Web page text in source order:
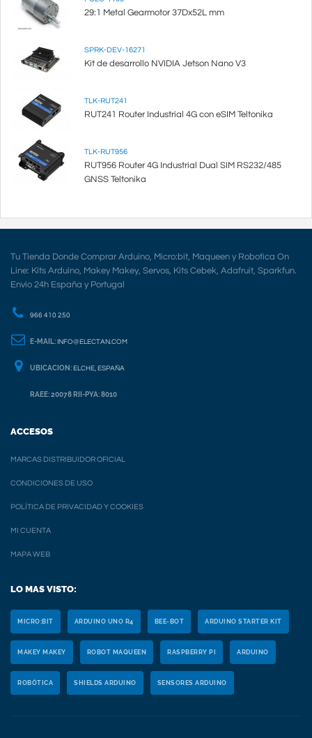
29:1 Metal Gearmotor 37Dx52L mm
SPRK-DEV-16271
Kit de desarrollo NVIDIA Jetson Nano V3
TLK-RUT241
RUT241 Router Industrial 4G con eSIM Teltonika
TLK-RUT956
RUT956 Router 4G Industrial Dual SIM RS232/485
GNSS Teltonika
Tu Tienda Donde Comprar Arduino, Micro:bit, Maqueen y Robotica On
Line: Kits Arduino, Makey Makey, Servos, Kits Cebek, Adafruit, Sparkfun.
Envio 24h España y Portugal
966 410 250
E-MAIL: INFO@ELECTAN.COM
UBICACION: ELCHE, ESPAÑA
RAEE: 20078 RII-PYA: 8010
ACCESOS
MARCAS DISTRIBUIDOR OFICIAL
CONDICIONES DE USO
POLÍTICA DE PRIVACIDAD Y COOKIES
MI CUENTA
MAPA WEB
LO MAS VISTO:
MICRO:BIT ARDUINO UNO R4 BEE-BOT ARDUINO STARTER KIT
MAKEY MAKEY ROBOT MAQUEEN RASPBERRY PI ARDUINO
ROBÓTICA SHIELDS ARDUINO SENSORES ARDUINO